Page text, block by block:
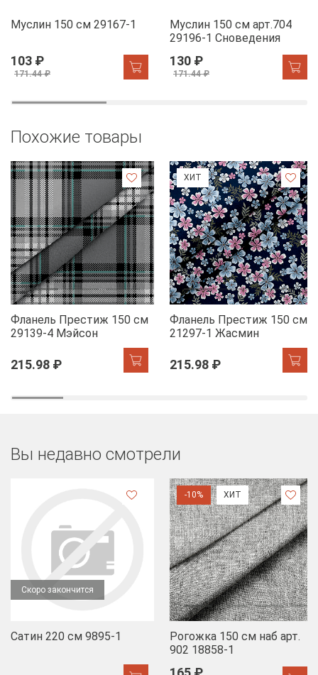
Муслин 150 см 29167-1
103 ₽
171.44 ₽
Муслин 150 см арт.704
29196-1 Сноведения
130 ₽
171.44 ₽
Похожие товары
Фланель Престиж 150 см
29139-4 Мэйсон
215.98 ₽
ХИТ
Фланель Престиж 150 см
21297-1 Жасмин
215.98 ₽
Вы недавно смотрели
Скоро закончится
Сатин 220 см 9895-1
-10% ХИТ
Рогожка 150 см наб арт.
902 18858-1